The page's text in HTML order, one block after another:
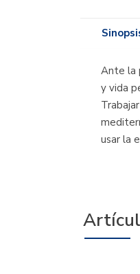
Ante la
y vida
usar la